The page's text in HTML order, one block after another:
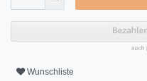
Wunschliste